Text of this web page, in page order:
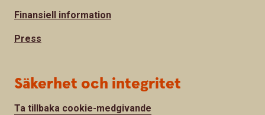
Finansiell information
Press
Säkerhet och integritet
Ta tillbaka cookie-medgivande